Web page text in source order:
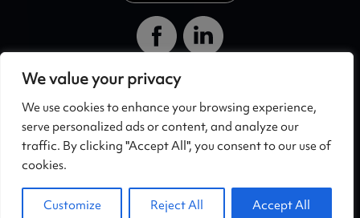
We value your privacy
We use cookies to enhance your browsing experience,
serve personalized ads or content, and analyze our
traffic. By clicking "Accept All", you consent to our use of
cookies.
Customize Reject All Accept All
SIA What Ads
Skanstes 54, Rīga,
LV-1013, Latvija
+371 29272455
Hello@whatdigital.e
Privātuma politika
https://whatdigital.eu/lv/p
rivatuma-politika/